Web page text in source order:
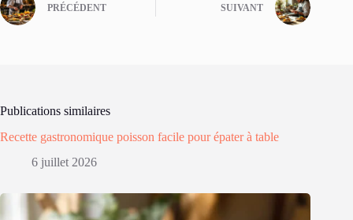
PRÉCÉDENT SUIVANT
Publications similaires
Recette gastronomique poisson facile pour épater à table
6 juillet 2026